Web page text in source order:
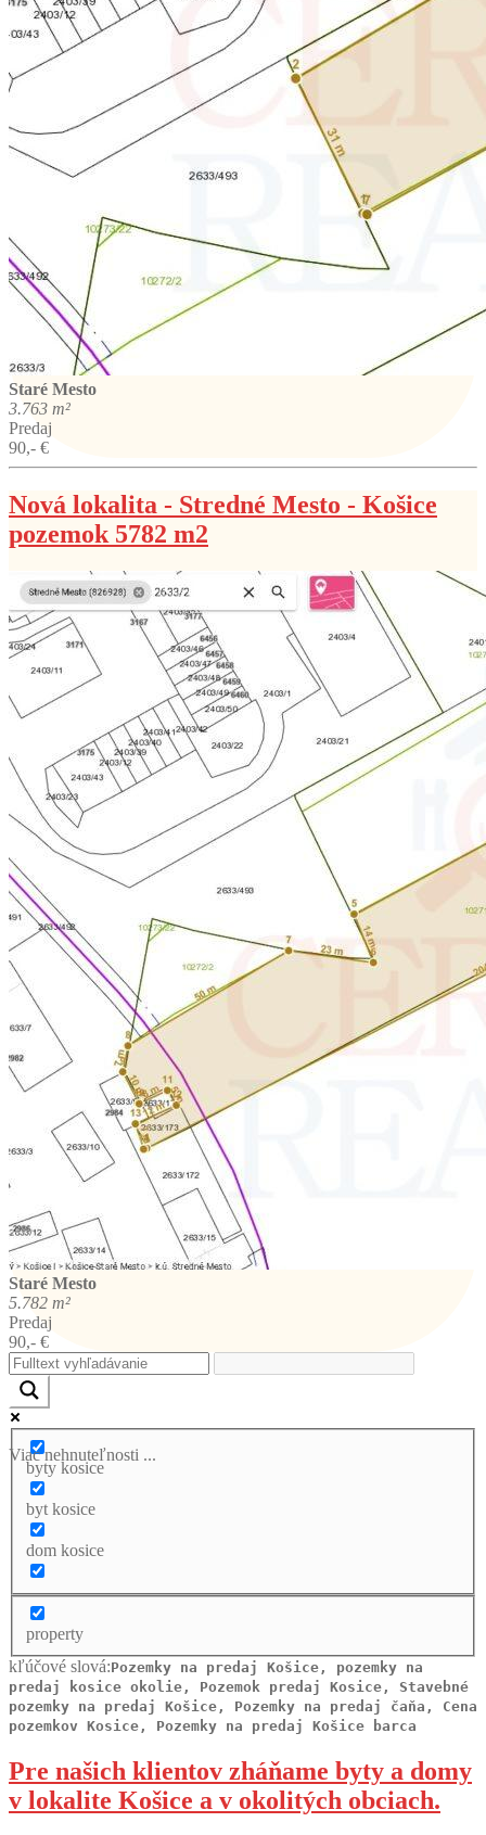
Staré Mesto
3.763 m²
Predaj
90,- €
Nová lokalita - Stredné Mesto - Košice
pozemok 5782 m2
Staré Mesto
5.782 m²
Predaj
90,- €
Viac nehnuteľnosti ...
byty kosice
byt kosice
dom kosice
property
kľúčové slová:Pozemky na predaj Košice, pozemky na
predaj kosice okolie, Pozemok predaj Kosice, Stavebné
pozemky na predaj Košice, Pozemky na predaj čaňa, Cena
pozemkov Kosice, Pozemky na predaj Košice barca
Pre našich klientov zháňame byty a domy
v lokalite Košice a v okolitých obciach.